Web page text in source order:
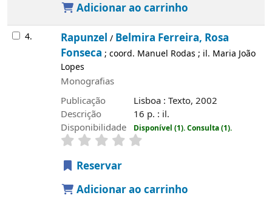
Adicionar ao carrinho
4. Rapunzel / Belmira Ferreira, Rosa
Fonseca ; coord. Manuel Rodas ; il. Maria João
Lopes
Monografias
Publicação
Lisboa : Texto, 2002
Descrição
16 p. : il.
Disponibilidade
Disponível (1).Consulta (1).
Reservar
Adicionar ao carrinho